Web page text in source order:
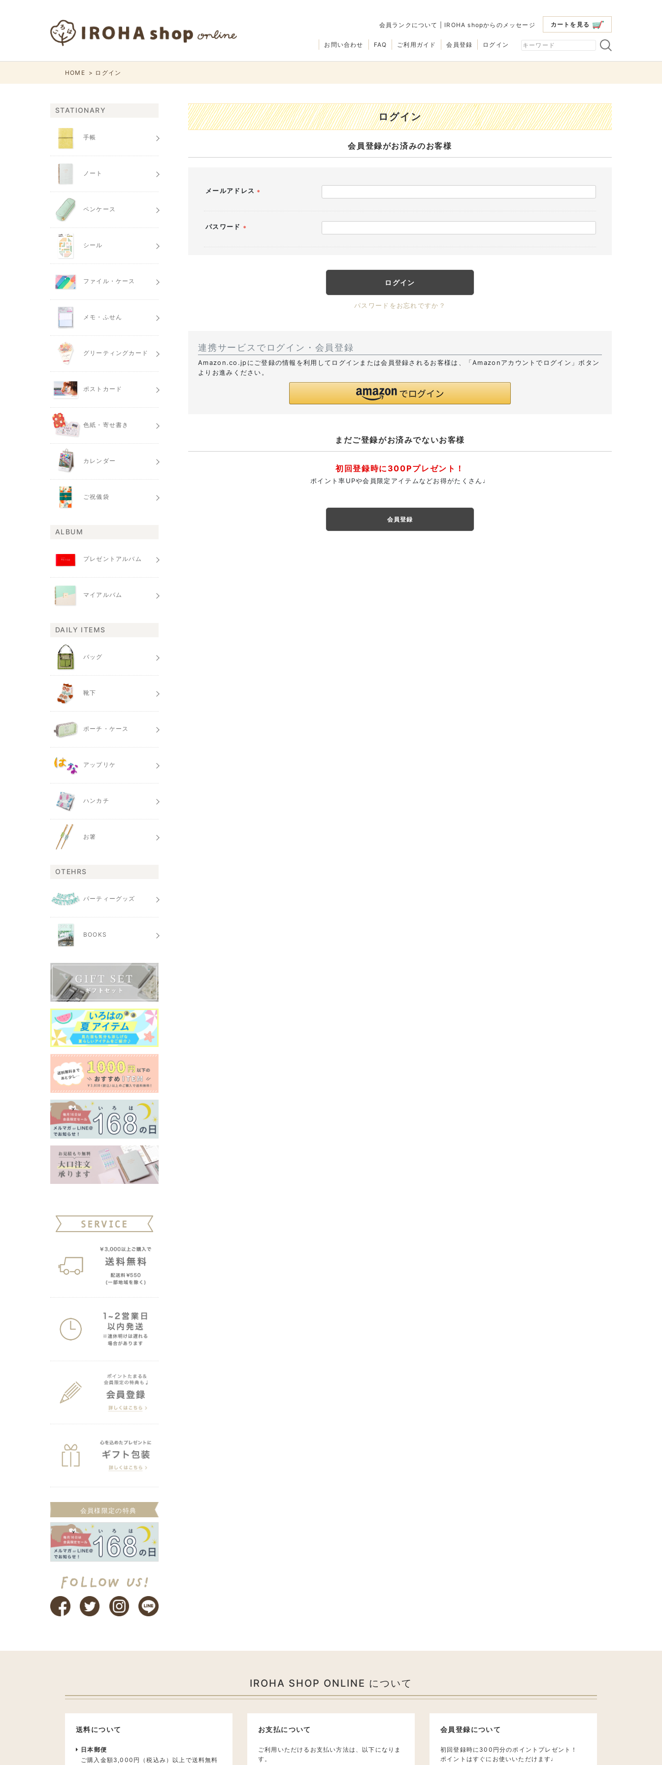
カートを見る
会員ランクについて IROHA shopからのメッセージ
会員登録 ログイン
ご利用ガイド
FAQ
お問い合わせ
HOME ログイン
ログイン
会員登録がお済みのお客様
メールアドレス
パスワード
ログイン
パスワードをお忘れですか？
連携サービスでログイン・会員登録
Amazon.co.jpにご登録の情報を利用してログインまたは会員登録されるお客様は、「Amazonアカウントでログイン」ボタン
よりお進みください。
まだご登録がお済みでないお客様
初回登録時に300Pプレゼント！
ポイント率UPや会員限定アイテムなどお得がたくさん♩
会員登録
STATIONARY
手帳
ノート
ペンケース
シール
ファイル・ケース
メモ・ふせん
グリーティングカード
ポストカード
色紙・寄せ書き
カレンダー
ご祝儀袋
ALBUM
プレゼントアルバム
マイアルバム
DAILY ITEMS
バッグ
靴下
ポーチ・ケース
アップリケ
ハンカチ
お箸
OTEHRS
パーティーグッズ
BOOKS
会員様限定の特典
IROHA SHOP ONLINE について
送料について
日本郵便
ご購入金額3,000円（税込み）以上で送料無料
お支払について
ご利用いただけるお支払い方法は、以下になりま
す。
会員登録について
初回登録時に300円分のポイントプレゼント！
ポイントはすぐにお使いいただけます♩